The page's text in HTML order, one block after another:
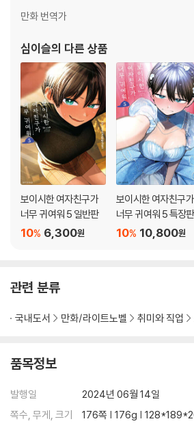
만화 번역가
심이슬의 다른 상품
보이시한 여자친구가
너무 귀여워 5 일반판
6,300원
10%
보이시한 여자친구가
너무 귀여워 5 특장판
10,800원
10%
관련 분류
국내도서 만화/라이트노벨 취미와 직업
품목정보
발행일
2024년 06월 14일
쪽수, 무게, 크기
176쪽 | 176g |